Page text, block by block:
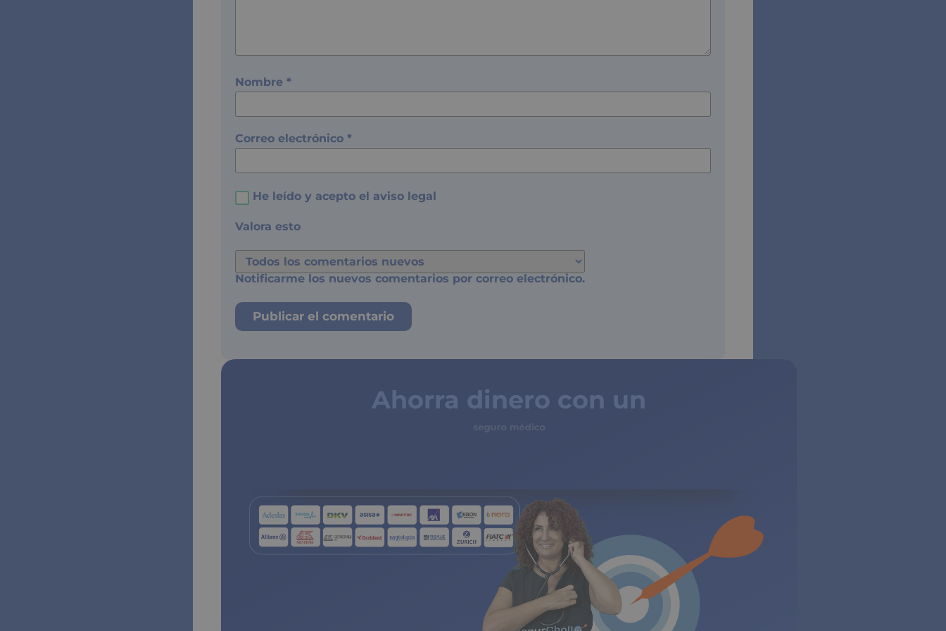
Nombre *
Correo electrónico *
He leído y acepto el aviso legal
Valora esto
Notificarme los nuevos comentarios por correo electrónico.
Ahorra dinero con un